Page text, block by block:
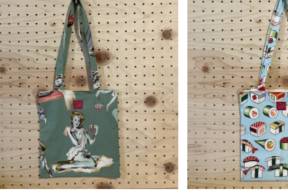
【y.y.williams】 7インチトートバッグ
／ZOMBIE GIRL
¥2,700
SOLD OUT
【y.y.williams】 7
／